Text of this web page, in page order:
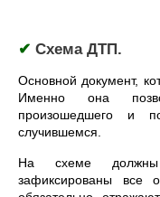
✔ Схема ДТП.
Основной документ,
Именно она
произошедшего и
случившемся.
На схеме должны
зафиксированы все